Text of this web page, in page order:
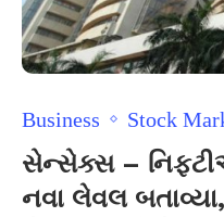
Business Stock
સેન્સેક્સ –
નવા લેવલ